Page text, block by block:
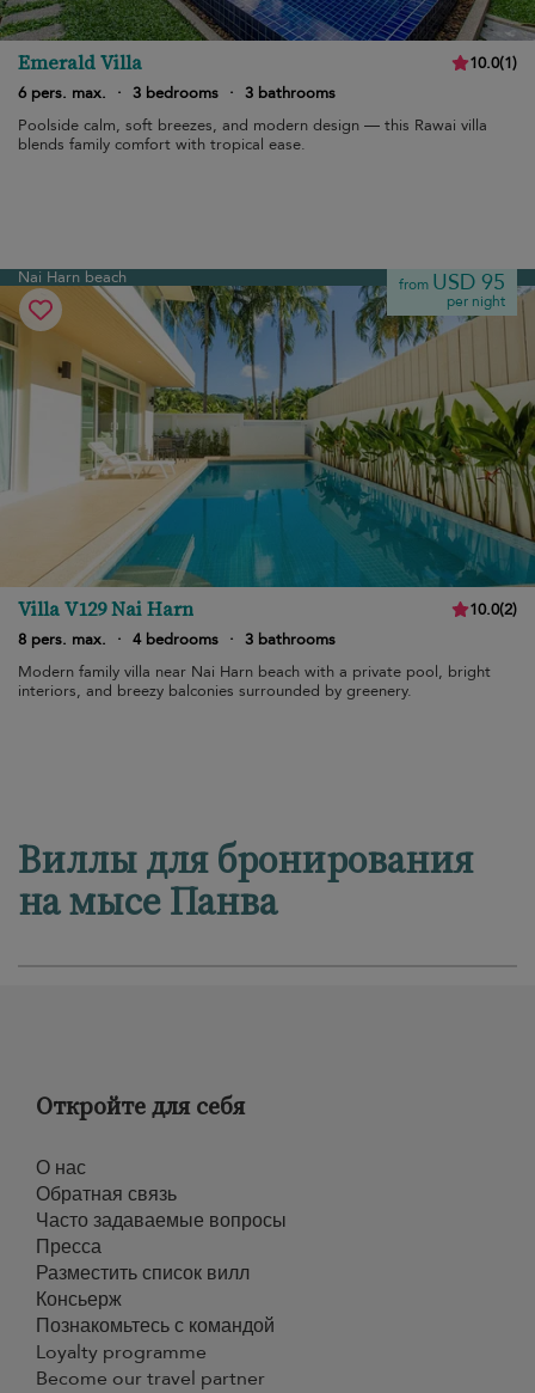
Emerald Villa 10.0(1)
6 pers. max.
· 3 bedrooms · 3 bathrooms
Poolside calm, soft breezes, and modern design — this Rawai villa
blends family comfort with tropical ease.
Nai Harn beach from USD 95
per night
Villa V129 Nai Harn 10.0(2)
8 pers. max.
· 4 bedrooms · 3 bathrooms
Modern family villa near Nai Harn beach with a private pool, bright
interiors, and breezy balconies surrounded by greenery.
Виллы для бронирования
на мысе Панва
Откройте для себя
О нас
Обратная связь
Часто задаваемые вопросы
Пресса
Разместить список вилл
Консьерж
Познакомьтесь с командой
Loyalty programme
Become our travel partner